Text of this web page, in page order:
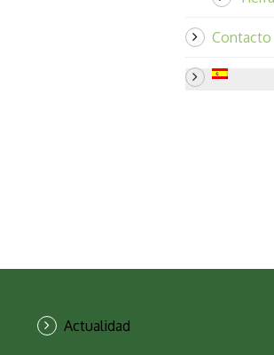
Contacto
Actualidad